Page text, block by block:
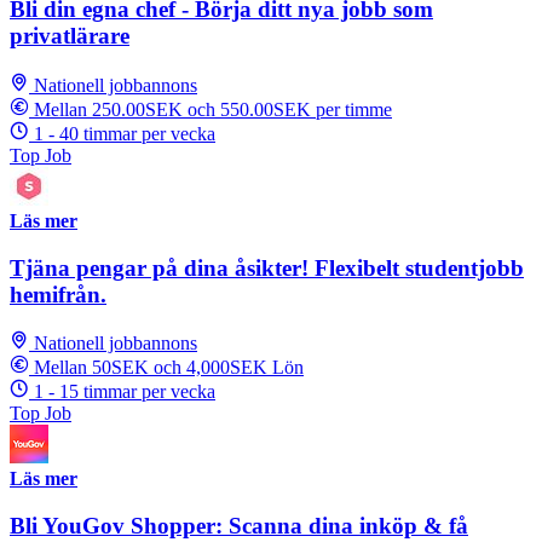
Bli din egna chef - Börja ditt nya jobb som
privatlärare
Nationell jobbannons
Mellan 250.00SEK och 550.00SEK per timme
1 - 40 timmar per vecka
Top Job
Läs mer
Tjäna pengar på dina åsikter! Flexibelt studentjobb
hemifrån.
Nationell jobbannons
Mellan 50SEK och 4,000SEK Lön
1 - 15 timmar per vecka
Top Job
Läs mer
Bli YouGov Shopper: Scanna dina inköp & få